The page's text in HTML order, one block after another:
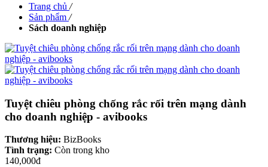
Trang chủ /
Sản phẩm /
Sách doanh nghiệp
Tuyệt chiêu phòng chống rắc rối trên mạng dành
cho doanh nghiệp - avibooks
Thương hiệu: BizBooks
Tình trạng: Còn trong kho
140,000đ